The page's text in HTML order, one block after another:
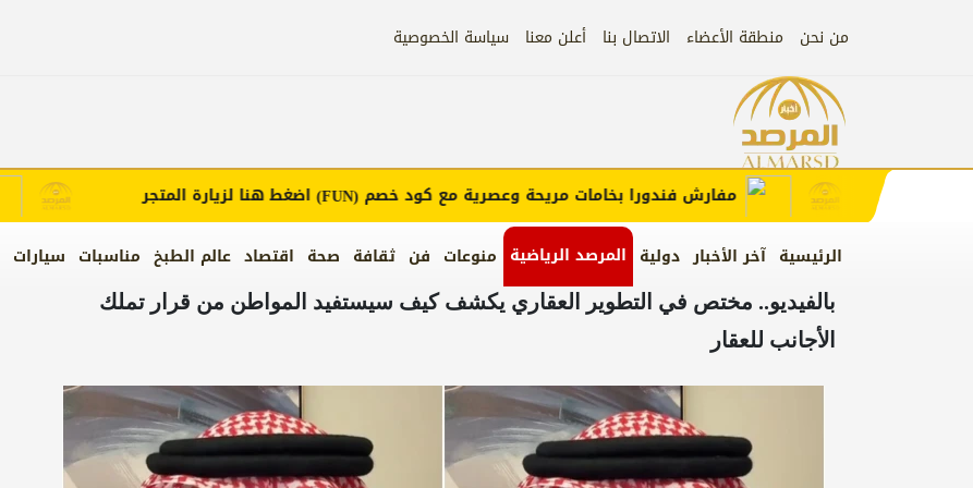
من نحن منطقة الأعضاء الاتصال بنا أعلن معنا سياسة الخصوصية
الرئيسية آخر الأخبار دولية المرصد الرياضية منوعات فن ثقافة صحة اقتصاد عالم الطبخ مناسبات سيارات
مفارش فندورا بخامات مريحة وعصرية مع كود خصم(FUN)اضغط هنا لزيارة المتجر
بالفيديو.. مختص في التطوير العقاري يكشف كيف سيستفيد المواطن من قرار تملك
الأجانب للعقار